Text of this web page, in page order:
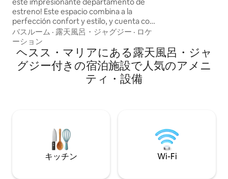
estreno! Este espacio combina a la
perfección confort y estilo, y cuenta con
increíbles áreas comunes como piscina,
gimnasio y sala de cowork. Ubicado en el
vibrante corazón de Barranco, estarás a
pocos minutos del centro del distrito,
conocido por su rica cultura y animada
vida nocturna. Además, su cercanía a
バスルーム · 露天風呂・ジャグジー · ロケ
ーション
典：地元の名所が
定マップ！
ヘスス・マリアにある露天風呂・ジャ
グジー付きの宿泊施設で人気のアメニ
ティ・設備
キッチン Wi-Fi